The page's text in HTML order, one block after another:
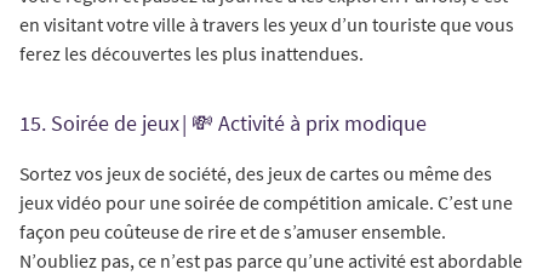
en visitant votre ville à travers les yeux d’un touriste que vous
ferez les découvertes les plus inattendues.
15. Soirée de jeux | 💸 Activité à prix modique
Sortez vos jeux de société, des jeux de cartes ou même des
jeux vidéo pour une soirée de compétition amicale. C’est une
façon peu coûteuse de rire et de s’amuser ensemble.
N’oubliez pas, ce n’est pas parce qu’une activité est abordable